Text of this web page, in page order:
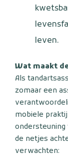
leven.
Wat maakt
Als
zomaar een
mobiele
ondersteuning
de netjes
verwachten: